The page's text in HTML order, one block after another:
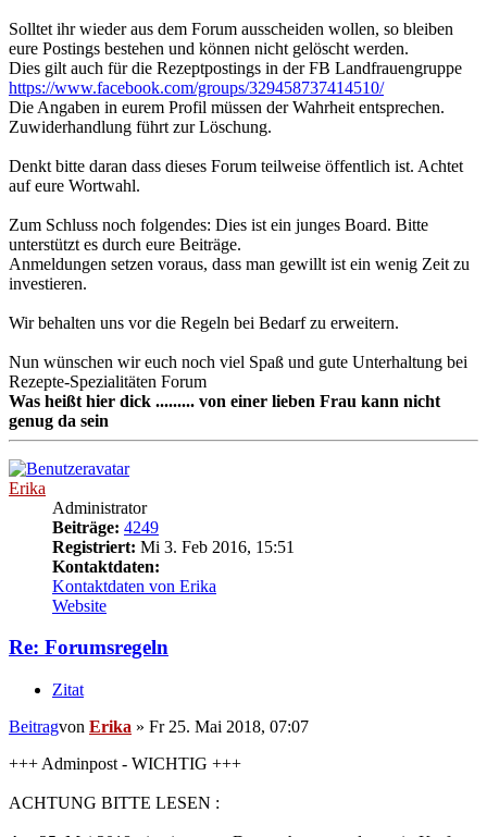
Solltet ihr wieder aus dem Forum ausscheiden wollen, so bleiben
eure Postings bestehen und können nicht gelöscht werden.
Dies gilt auch für die Rezeptpostings in der FB Landfrauengruppe
https://www.facebook.com/groups/329458737414510/
Die Angaben in eurem Profil müssen der Wahrheit entsprechen.
Zuwiderhandlung führt zur Löschung.
Denkt bitte daran dass dieses Forum teilweise öffentlich ist. Achtet
auf eure Wortwahl.
Zum Schluss noch folgendes: Dies ist ein junges Board. Bitte
unterstützt es durch eure Beiträge.
Anmeldungen setzen voraus, dass man gewillt ist ein wenig Zeit zu
investieren.
Wir behalten uns vor die Regeln bei Bedarf zu erweitern.
Nun wünschen wir euch noch viel Spaß und gute Unterhaltung bei
Rezepte-Spezialitäten Forum
Was heißt hier dick ......... von einer lieben Frau kann nicht
genug da sein
Erika
Administrator
Beiträge: 4249
Registriert: Mi 3. Feb 2016, 15:51
Kontaktdaten:
Kontaktdaten von Erika
Website
Re: Forumsregeln
Zitat
Beitragvon Erika » Fr 25. Mai 2018, 07:07
+++ Adminpost - WICHTIG +++
ACHTUNG BITTE LESEN :